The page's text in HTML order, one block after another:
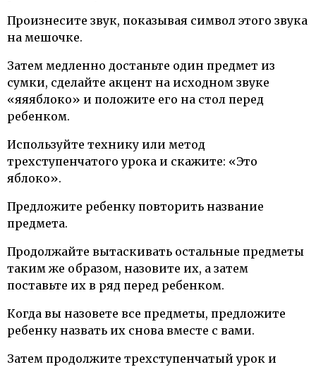
Произнесите звук, показывая символ этого звука
на мешочке.
Затем медленно достаньте один предмет из
сумки, сделайте акцент на исходном звуке
«яяяблоко» и положите его на стол перед
ребенком.
Используйте технику или метод
трехступенчатого урока и скажите: «Это
яблоко».
Предложите ребенку повторить название
предмета.
Продолжайте вытаскивать остальные предметы
таким же образом, назовите их, а затем
поставьте их в ряд перед ребенком.
Когда вы назовете все предметы, предложите
ребенку назвать их снова вместе с вами.
Затем продолжите трехступенчатый урок и